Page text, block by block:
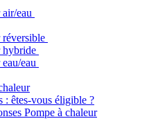
eau
réversible
hybride
eau
: êtes-vous éligible ?
Pompe à chaleur